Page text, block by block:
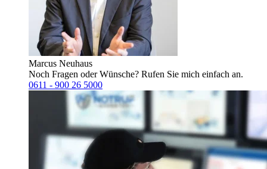
Marcus Neuhaus
Noch Fragen oder Wünsche? Rufen Sie mich einfach an.
0611 - 900 26 5000